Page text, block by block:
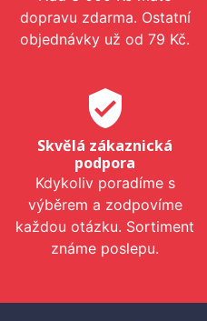
dopravu zdarma. Ostatní
objednávky už od 79 Kč.
verified_user
Skvělá zákaznická
podpora
Kdykoliv poradíme s
výběrem a zodpovíme
každou otázku. Sortiment
známe poslepu.